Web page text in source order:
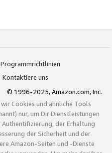
Programmrichtlinien
Kontaktiere uns
© 1996-2025, Amazon.com, Inc.
Cookies und ähnliche Tools
nur, um Dir Dienstleistungen
Authentifizierung, der Erhaltung
der Sicherheit und der
Amazon-Seiten und -Dienste